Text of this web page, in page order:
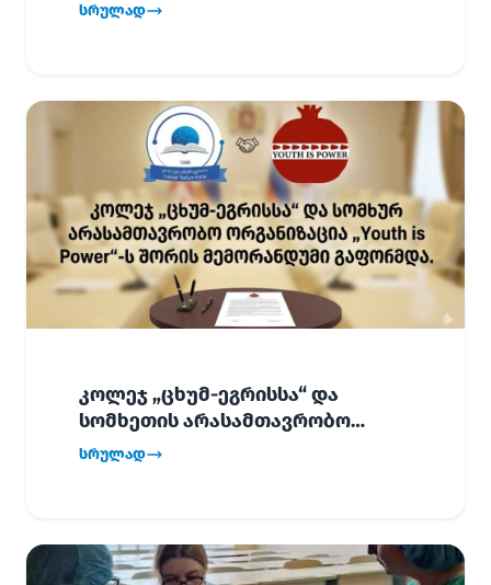
სრულად
კოლეჯ „ცხუმ-ეგრისსა“ და
სომხეთის არასამთავრობო
ორგანიზაცია „Youth is Power“-ს
სრულად